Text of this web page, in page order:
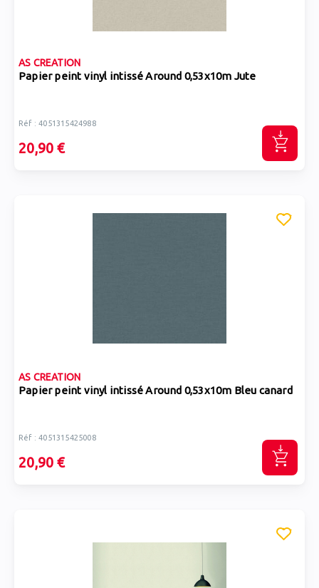
AS CREATION
Papier peint vinyl intissé Around 0,53x10m Jute
Réf : 4051315424988
20,90 €
AS CREATION
Papier peint vinyl intissé Around 0,53x10m Bleu canard
Réf : 4051315425008
20,90 €